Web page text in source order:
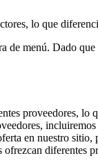
lo que
menú. Dado
proveedores,
en nuestro
diferentes